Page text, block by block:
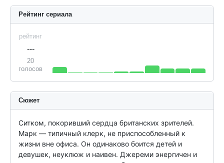
Рейтинг сериала
рейтинг
---
20
голосов
Сюжет
Ситком, покоривший сердца британских зрителей.
Марк — типичный клерк, не приспособленный к
жизни вне офиса. Он одинаково боится детей и
девушек, неуклюж и наивен. Джереми энергичен и